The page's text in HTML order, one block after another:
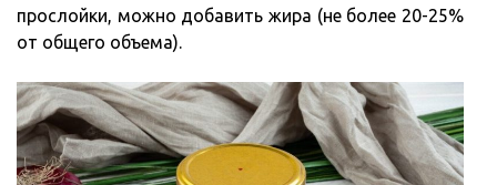
прослойки, можно добавить жира (не более 20-25%
от общего объема).